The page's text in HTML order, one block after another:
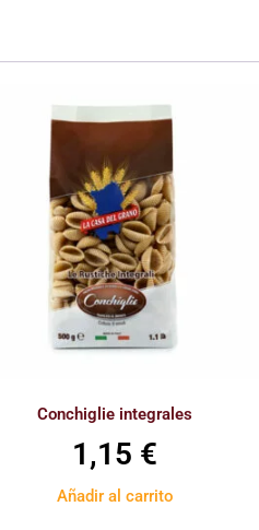
Conchiglie integrales
1,15 €
Añadir al carrito